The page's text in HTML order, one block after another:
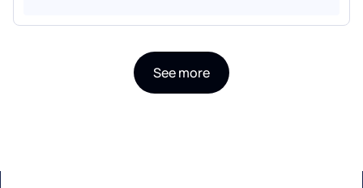
See more